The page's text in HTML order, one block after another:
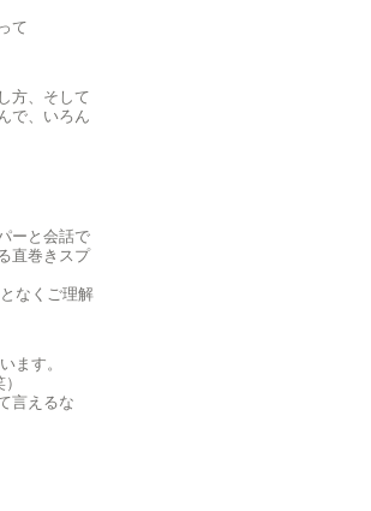
て
方、そして
で、いろん
ーと会話で
直巻きスプ
なくご理解
ます。
言えるな